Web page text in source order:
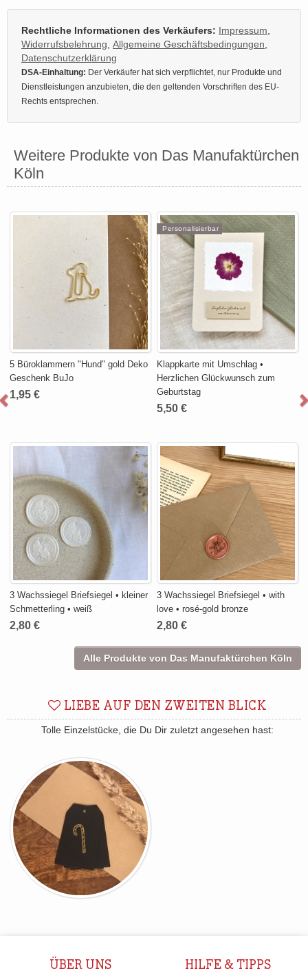
Rechtliche Informationen des Verkäufers: Impressum
Widerrufsbelehrung Allgemeine Geschäftsbedingungen
Datenschutzerklärung
DSA-Einhaltung: Der Verkäufer hat sich verpflichtet, nur Produkte und
Dienstleistungen anzubieten, die den geltenden Vorschriften des EU-
Rechts entsprechen.
Weitere Produkte von Das Manufaktürchen
Köln
5 Büroklammern "Hund" gold Deko
Geschenk BuJo
1,95 €
Personalisierbar
Klappkarte mit Umschlag •
Herzlichen Glückwunsch zum
Geburtstag
5,50 €
3 Wachssiegel Briefsiegel • kleiner
Schmetterling • weiß
2,80 €
3 Wachssiegel Briefsiegel • with
love • rosé-gold bronze
2,80 €
Alle Produkte von Das Manufaktürchen Köln
LIEBE AUF DEN ZWEITEN BLICK
Tolle Einzelstücke, die Du Dir zuletzt angesehen hast:
ÜBER UNS HILFE & TIPPS